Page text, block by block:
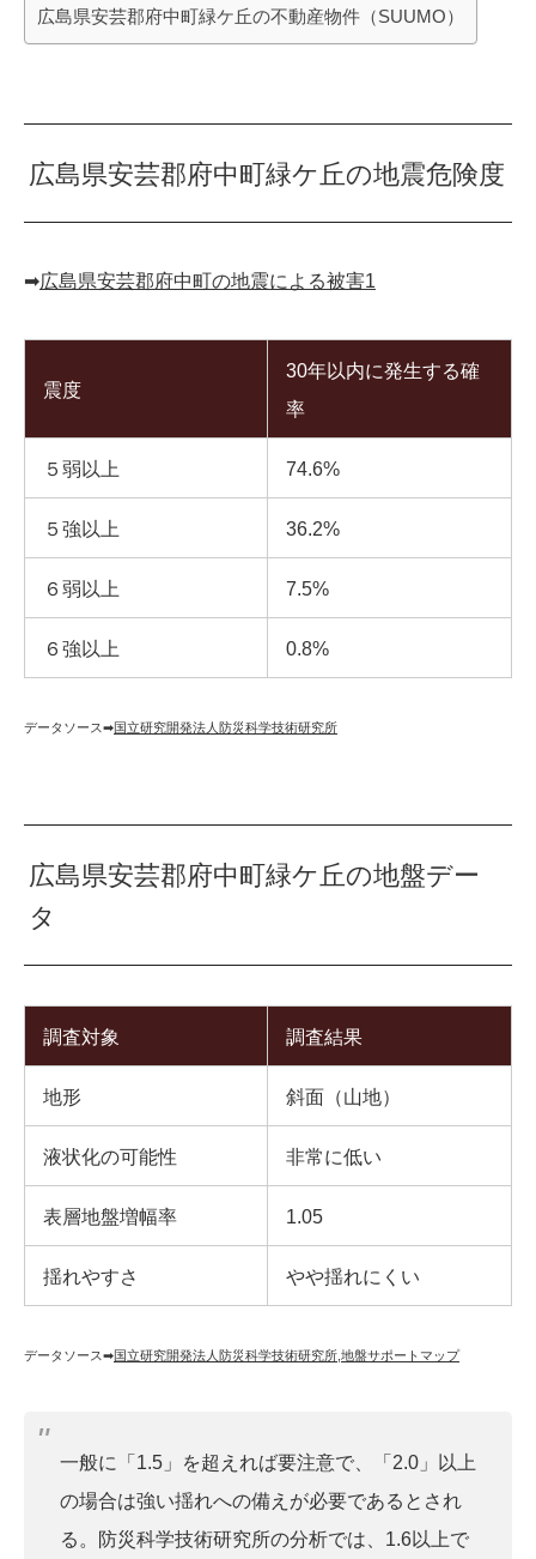
広島県安芸郡府中町緑ケ丘の不動産物件（SUUMO）
広島県安芸郡府中町緑ケ丘の地震危険度
➡︎広島県安芸郡府中町の地震による被害1
震度
30年以内に発生する確
率
５弱以上 74.6%
５強以上 36.2%
６弱以上 7.5%
６強以上 0.8%
データソース➡︎国立研究開発法人防災科学技術研究所
広島県安芸郡府中町緑ケ丘の地盤デー
タ
調査対象 調査結果
地形 斜面（山地）
液状化の可能性 非常に低い
表層地盤増幅率 1.05
揺れやすさ やや揺れにくい
データソース➡︎国立研究開発法人防災科学技術研究所 地盤サポートマップ
一般に「1.5」を超えれば要注意で、「2.0」以上
の場合は強い揺れへの備えが必要であるとされ
る。防災科学技術研究所の分析では、1.6以上で